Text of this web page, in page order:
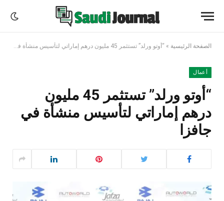
الصفحة الرئيسية » “أوتو ورلد” تستثمر 45 مليون درهم إماراتي لتأسيس منشأة في جافزا
أعمال
“أوتو ورلد” تستثمر 45 مليون
درهم إماراتي لتأسيس منشأة في
جافزا